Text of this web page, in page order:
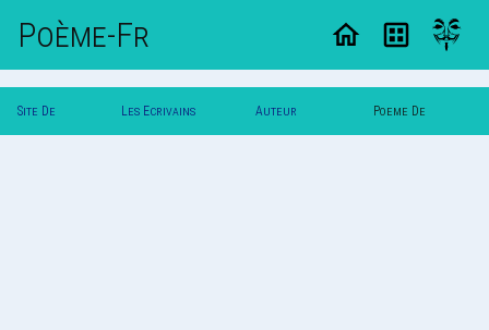
Poème-Fr
Site De Les Ecrivains Auteur Poeme De